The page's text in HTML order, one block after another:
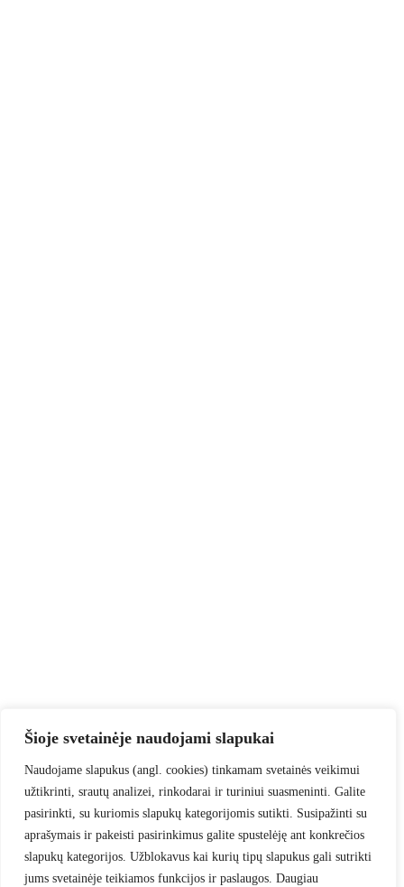
Šioje svetainėje naudojami slapukai
Naudojame slapukus (angl. cookies) tinkamam svetainės veikimui
užtikrinti, srautų analizei, rinkodarai ir turiniui suasmeninti. Galite
pasirinkti, su kuriomis slapukų kategorijomis sutikti. Susipažinti su
aprašymais ir pakeisti pasirinkimus galite spustelėję ant konkrečios
slapukų kategorijos. Užblokavus kai kurių tipų slapukus gali sutrikti
jums svetainėje teikiamos funkcijos ir paslaugos. Daugiau